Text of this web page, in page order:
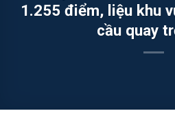
1.255 điểm, liệu khu
cầu quay